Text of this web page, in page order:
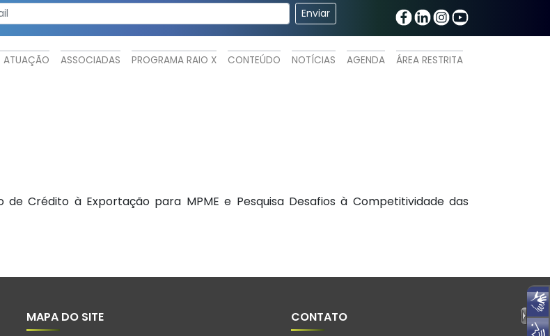
ATUAÇÃO ASSOCIADAS PROGRAMA RAIO X CONTEÚDO NOTÍCIAS AGENDA ÁREA RESTRITA
de Crédito à Exportação para MPME e Pesquisa Desafios à Competitividade das
MAPA DO SITE CONTATO